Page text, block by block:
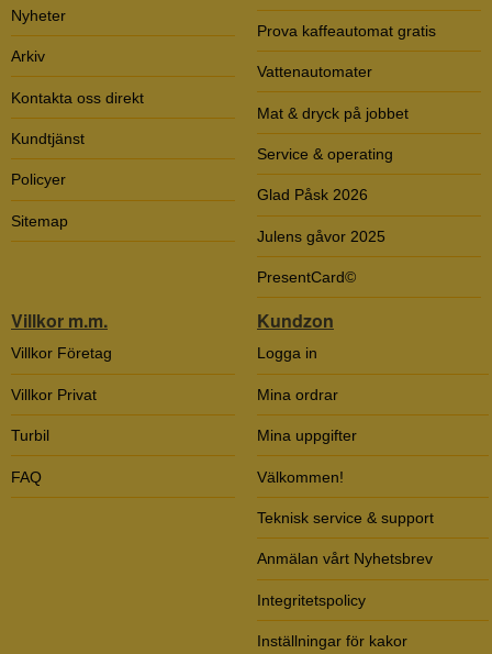
Nyheter
Arkiv
Kontakta oss direkt
Kundtjänst
Policyer
Sitemap
Prova kaffeautomat gratis
Vattenautomater
Mat & dryck på jobbet
Service & operating
Glad Påsk 2026
Julens gåvor 2025
PresentCard©
Villkor m.m.
Villkor Företag
Villkor Privat
Turbil
FAQ
Kundzon
Logga in
Mina ordrar
Mina uppgifter
Välkommen!
Teknisk service & support
Anmälan vårt Nyhetsbrev
Integritetspolicy
Inställningar för kakor